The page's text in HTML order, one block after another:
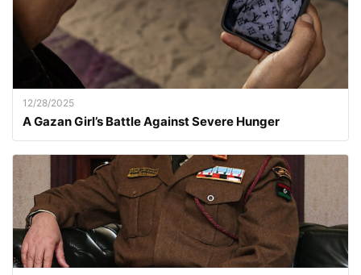
12/28/2025
A Gazan Girl’s Battle Against Severe Hunger